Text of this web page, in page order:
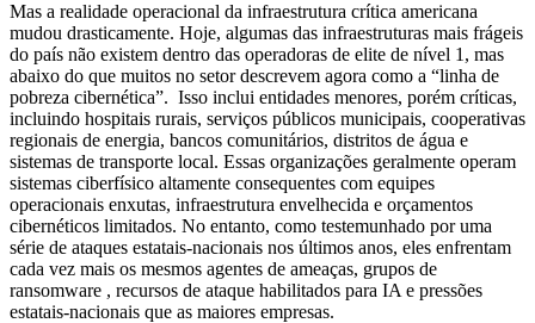
Mas a realidade operacional da infraestrutura crítica americana
mudou drasticamente. Hoje, algumas das infraestruturas mais frágeis
do país não existem dentro das operadoras de elite de nível 1, mas
abaixo do que muitos no setor descrevem agora como a “linha de
pobreza cibernética”. Isso inclui entidades menores, porém críticas,
incluindo hospitais rurais, serviços públicos municipais, cooperativas
regionais de energia, bancos comunitários, distritos de água e
sistemas de transporte local. Essas organizações geralmente operam
sistemas ciberfísico altamente consequentes com equipes
operacionais enxutas, infraestrutura envelhecida e orçamentos
cibernéticos limitados. No entanto, como testemunhado por uma
série de ataques estatais-nacionais nos últimos anos, eles enfrentam
cada vez mais os mesmos agentes de ameaças, grupos de
ransomware , recursos de ataque habilitados para IA e pressões
estatais-nacionais que as maiores empresas.